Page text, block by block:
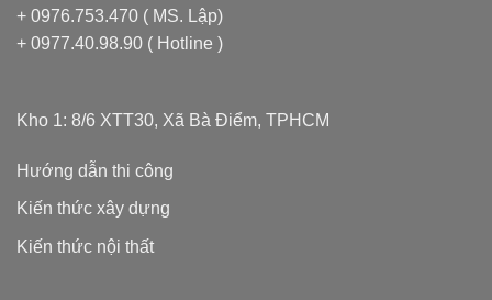
+ 0976.753.470 ( MS. Lập)
+ 0977.40.98.90 ( Hotline )
Kho 1: 8/6 XTT30, Xã Bà Điểm, TPHCM
Hướng dẫn thi công
Kiến thức xây dựng
Kiến thức nội thất